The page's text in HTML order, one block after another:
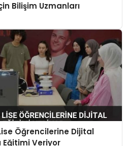
Bilişim Uzmanları
Öğrencilerine Dijital
Veriyor